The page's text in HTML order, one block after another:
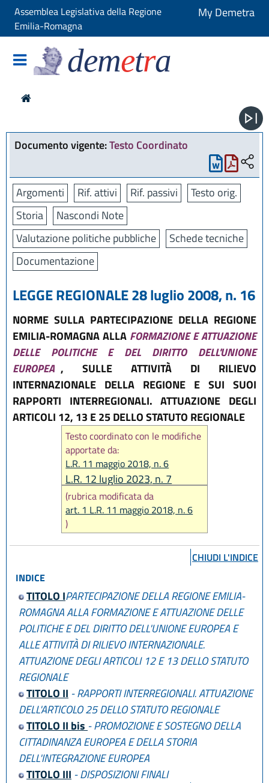
Assemblea Legislativa della Regione
Emilia-Romagna
My Demetra
demetra
Documento vigente:Testo Coordinato
Argomenti Rif. attivi Rif. passivi
Testo orig.
Storia
Nascondi Note
Valutazione politiche pubbliche
Schede tecniche
Documentazione
LEGGE REGIONALE 28 luglio 2008, n. 16
NORME SULLA PARTECIPAZIONE DELLA REGIONE
EMILIA-ROMAGNA ALLA FORMAZIONE E ATTUAZIONE
DELLE POLITICHE E DEL DIRITTO DELL'UNIONE
EUROPEA , SULLE ATTIVITÀ DI RILIEVO
INTERNAZIONALE DELLA REGIONE E SUI SUOI
RAPPORTI INTERREGIONALI. ATTUAZIONE DEGLI
ARTICOLI 12, 13 E 25 DELLO STATUTO REGIONALE
Testo coordinato con le modifiche
apportate da:
L.R. 11 maggio 2018, n. 6
L.R. 12 luglio 2023, n. 7
(rubrica modificata da
art. 1 L.R. 11 maggio 2018, n. 6
)
CHIUDI L'INDICE
INDICE
TITOLO IPARTECIPAZIONE DELLA REGIONE EMILIA-
ROMAGNA ALLA FORMAZIONE E ATTUAZIONE DELLE
POLITICHE E DEL DIRITTO DELL'UNIONE EUROPEA E
ALLE ATTIVITÀ DI RILIEVO INTERNAZIONALE.
ATTUAZIONE DEGLI ARTICOLI 12 E 13 DELLO STATUTO
REGIONALE
TITOLO II - RAPPORTI INTERREGIONALI. ATTUAZIONE
DELL'ARTICOLO 25 DELLO STATUTO REGIONALE
TITOLO II bis - PROMOZIONE E SOSTEGNO DELLA
CITTADINANZA EUROPEA E DELLA STORIA
DELL'INTEGRAZIONE EUROPEA
TITOLO III - DISPOSIZIONI FINALI